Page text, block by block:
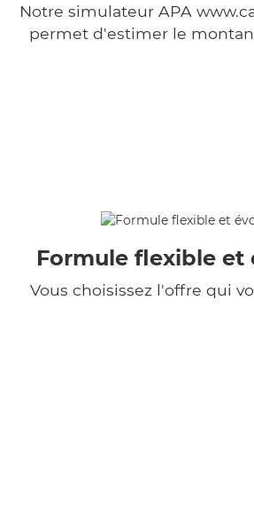
Notre simulateur APA
permet d'estimer le
Formule flexible et
Vous choisissez l'offre qui